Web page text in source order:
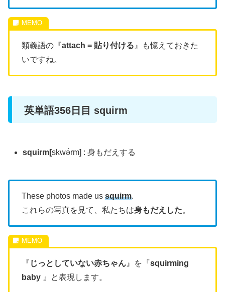
類義語の『attach = 貼り付ける 』も憶えておきた
いですね。
英単語356日目 squirm
squirm[skwə́rm] : 身もだえする
These photos made us squirm.
これらの写真を見て、私たちは身もだえした。
『 じっとしていない赤ちゃん 』を『squirming
baby 』と表現します。